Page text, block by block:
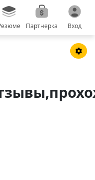
Партнерка Вход